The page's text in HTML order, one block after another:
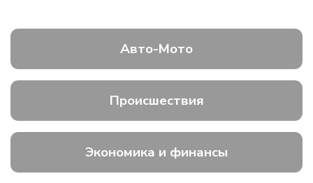
Авто-Мото
Происшествия
Экономика и финансы